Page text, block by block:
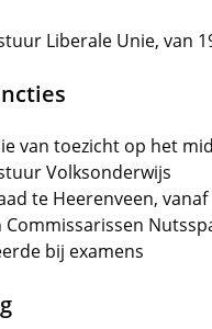
Liberale Unie, van
van toezicht op het
Volksonderwijs
te Heerenveen,
Commissarissen
bij examens